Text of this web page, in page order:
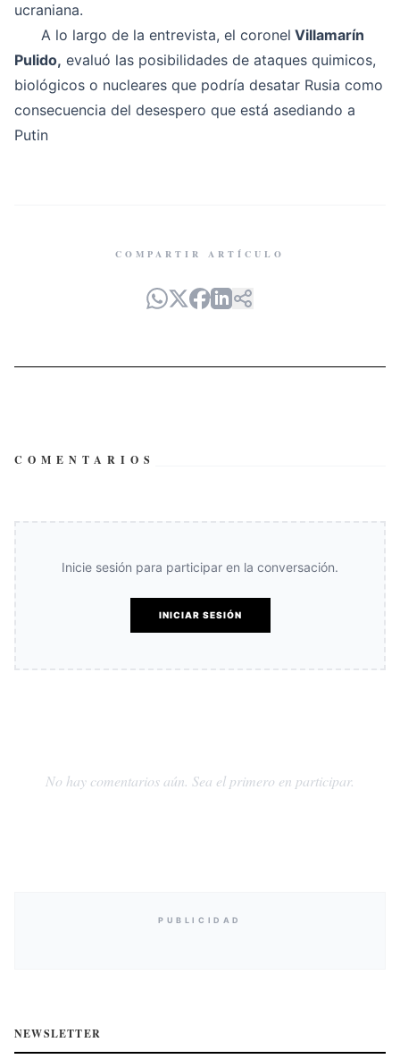
ucraniana.
A lo largo de la entrevista, el coronel Villamarín
Pulido, evaluó las posibilidades de ataques quimicos,
biológicos o nucleares que podría desatar Rusia como
consecuencia del desespero que está asediando a
Putin
COMPARTIR ARTÍCULO
COMENTARIOS
Inicie sesión para participar en la conversación.
INICIAR SESIÓN
No hay comentarios aún. Sea el primero en participar.
PUBLICIDAD
NEWSLETTER